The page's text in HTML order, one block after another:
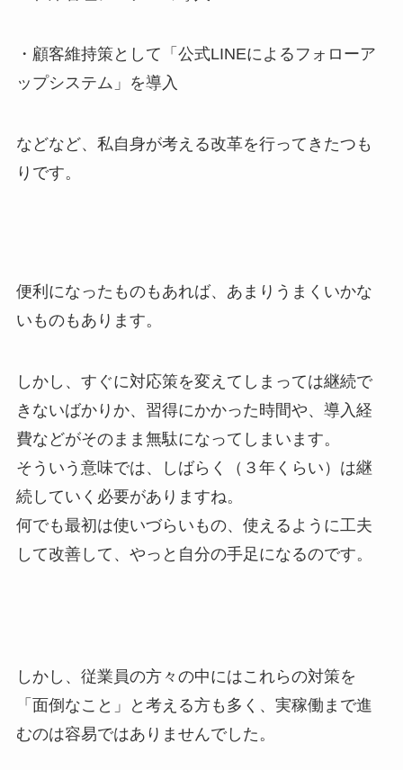
・顧客維持策として「公式LINEによるフォローア
ップシステム」を導入
などなど、私自身が考える改革を行ってきたつも
りです。
便利になったものもあれば、あまりうまくいかな
いものもあります。
しかし、すぐに対応策を変えてしまっては継続で
きないばかりか、習得にかかった時間や、導入経
費などがそのまま無駄になってしまいます。
そういう意味では、しばらく（３年くらい）は継
続していく必要がありますね。
何でも最初は使いづらいもの、使えるように工夫
して改善して、やっと自分の手足になるのです。
しかし、従業員の方々の中にはこれらの対策を
「面倒なこと」と考える方も多く、実稼働まで進
むのは容易ではありませんでした。